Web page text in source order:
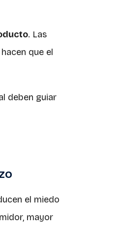
. Las
que el
deben guiar
el miedo
mayor